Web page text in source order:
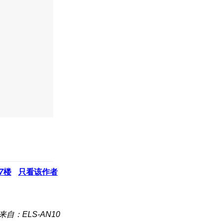
楼 只看该作者
自：ELS-AN10